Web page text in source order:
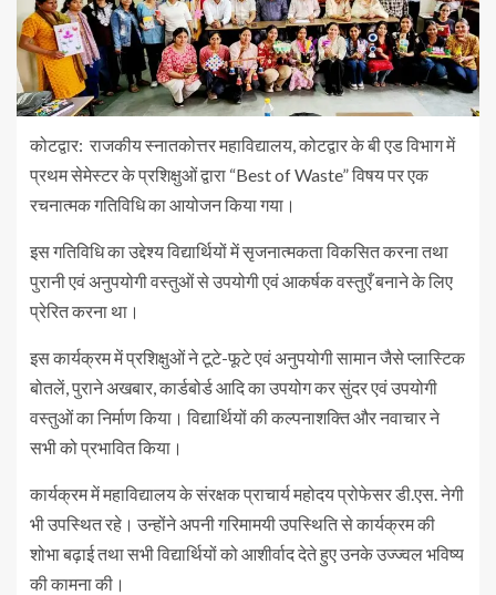
कोटद्वार: राजकीय स्नातकोत्तर महाविद्यालय, कोटद्वार के बी एड विभाग में
प्रथम सेमेस्टर के प्रशिक्षुओं द्वारा “Best of Waste” विषय पर एक
रचनात्मक गतिविधि का आयोजन किया गया।
इस गतिविधि का उद्देश्य विद्यार्थियों में सृजनात्मकता विकसित करना तथा
पुरानी एवं अनुपयोगी वस्तुओं से उपयोगी एवं आकर्षक वस्तुएँ बनाने के लिए
प्रेरित करना था।
इस कार्यक्रम में प्रशिक्षुओं ने टूटे-फूटे एवं अनुपयोगी सामान जैसे प्लास्टिक
बोतलें, पुराने अखबार, कार्डबोर्ड आदि का उपयोग कर सुंदर एवं उपयोगी
वस्तुओं का निर्माण किया। विद्यार्थियों की कल्पनाशक्ति और नवाचार ने
सभी को प्रभावित किया।
कार्यक्रम में महाविद्यालय के संरक्षक प्राचार्य महोदय प्रोफेसर डी.एस. नेगी
भी उपस्थित रहे। उन्होंने अपनी गरिमामयी उपस्थिति से कार्यक्रम की
शोभा बढ़ाई तथा सभी विद्यार्थियों को आशीर्वाद देते हुए उनके उज्ज्वल भविष्य
की कामना की।